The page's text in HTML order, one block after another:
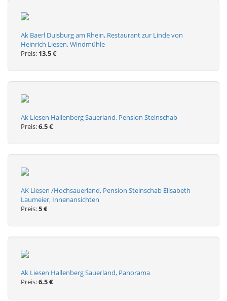
Ak Baerl Duisburg am Rhein, Restaurant zur Linde von
Heinrich Liesen, Windmühle
Preis: 13.5 €
Ak Liesen Hallenberg Sauerland, Pension Steinschab
Preis:6.5 €
AK Liesen /Hochsauerland, Pension Steinschab Elisabeth
Laumeier, Innenansichten
Preis:5 €
Ak Liesen Hallenberg Sauerland, Panorama
Preis:6.5 €